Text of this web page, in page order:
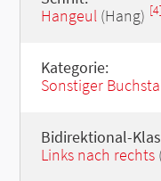
Hangeul(Hang) [4]
Kategorie:
Sonstiger
Bidirektional-
Links nach rechts